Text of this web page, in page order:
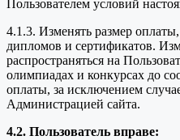
Пользователем условий
4.1.3. Изменять размер
дипломов и сертификатов.
распространяться на
олимпиадах и конкурсах до
оплаты, за исключением
Администрацией сайта.
4.2. Пользователь вправе: